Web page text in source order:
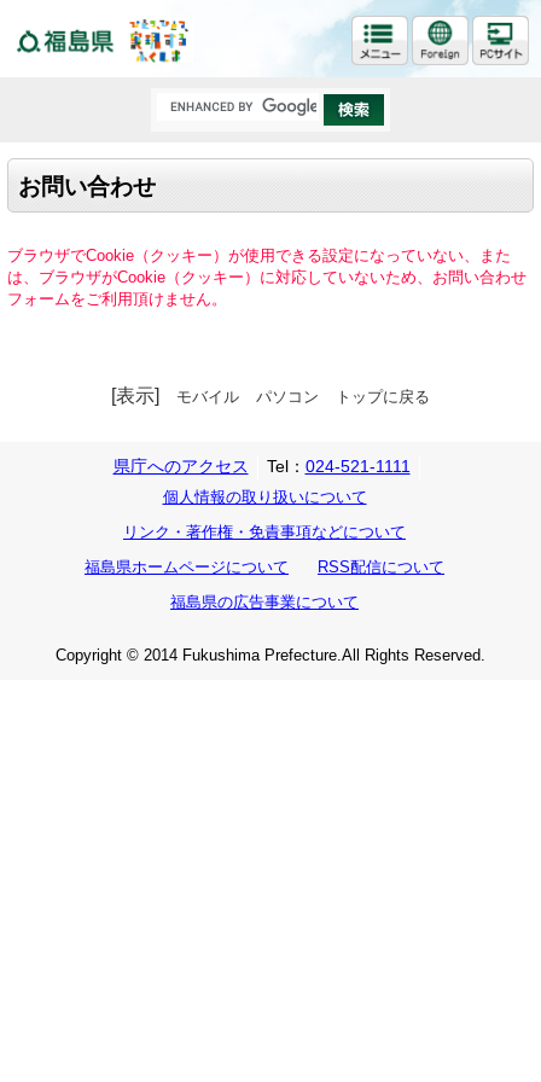
お問い合わせ
ブラウザでCookie（クッキー）が使用できる設定になっていない、また
は、ブラウザがCookie（クッキー）に対応していないため、お問い合わせ
フォームをご利用頂けません。
[表示] モバイル パソコン トップに戻る
県庁へのアクセス Tel： 024-521-1111
個人情報の取り扱いについて
リンク・著作権・免責事項などについて
福島県ホームページについて
RSS配信について
福島県の広告事業について
Copyright © 2014 Fukushima Prefecture.All Rights Reserved.